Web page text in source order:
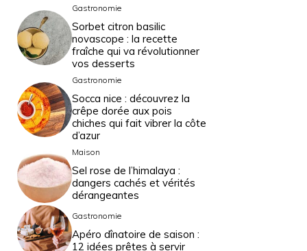
Gastronomie
Sorbet citron basilic
novascope : la recette
fraîche qui va révolutionner
vos desserts
Gastronomie
Socca nice : découvrez la
crêpe dorée aux pois
chiches qui fait vibrer la côte
d’azur
Maison
Sel rose de l’himalaya :
dangers cachés et vérités
dérangeantes
Gastronomie
Apéro dînatoire de saison :
12 idées prêtes à servir